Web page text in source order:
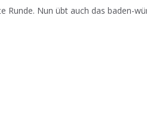
Runde. Nun übt auch das baden-